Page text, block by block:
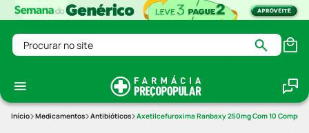
Procurar no site
Medicamentos Antibióticos Axetilcefuroxima Ranbaxy 250mg Com 10